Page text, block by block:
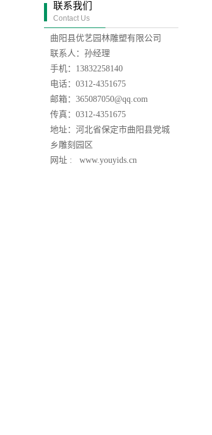
联系我们
Contact Us
曲阳县优艺园林雕塑有限公司
联系人：孙经理
手机：13832258140
电话：0312-4351675
邮箱：365087050@qq.com
传真：0312-4351675
地址：河北省保定市曲阳县党城
乡雕刻园区
网址 : www.youyids.cn